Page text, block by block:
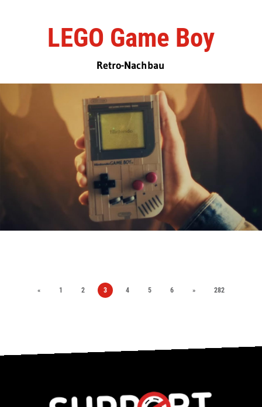
LEGO Game Boy
Retro-Nachbau
« 1 2 3 4 5 6 » 282